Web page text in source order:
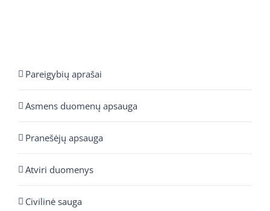
Pareigybių aprašai
Asmens duomenų apsauga
Pranešėjų apsauga
Atviri duomenys
Civilinė sauga